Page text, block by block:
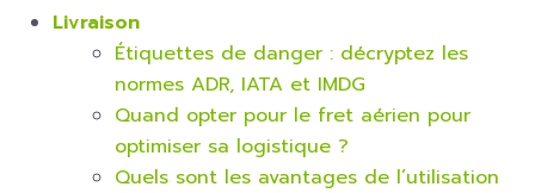
Livraison
Étiquettes de danger : décryptez les
normes ADR, IATA et IMDG
Quand opter pour le fret aérien pour
optimiser sa logistique ?
Quels sont les avantages de l’utilisation